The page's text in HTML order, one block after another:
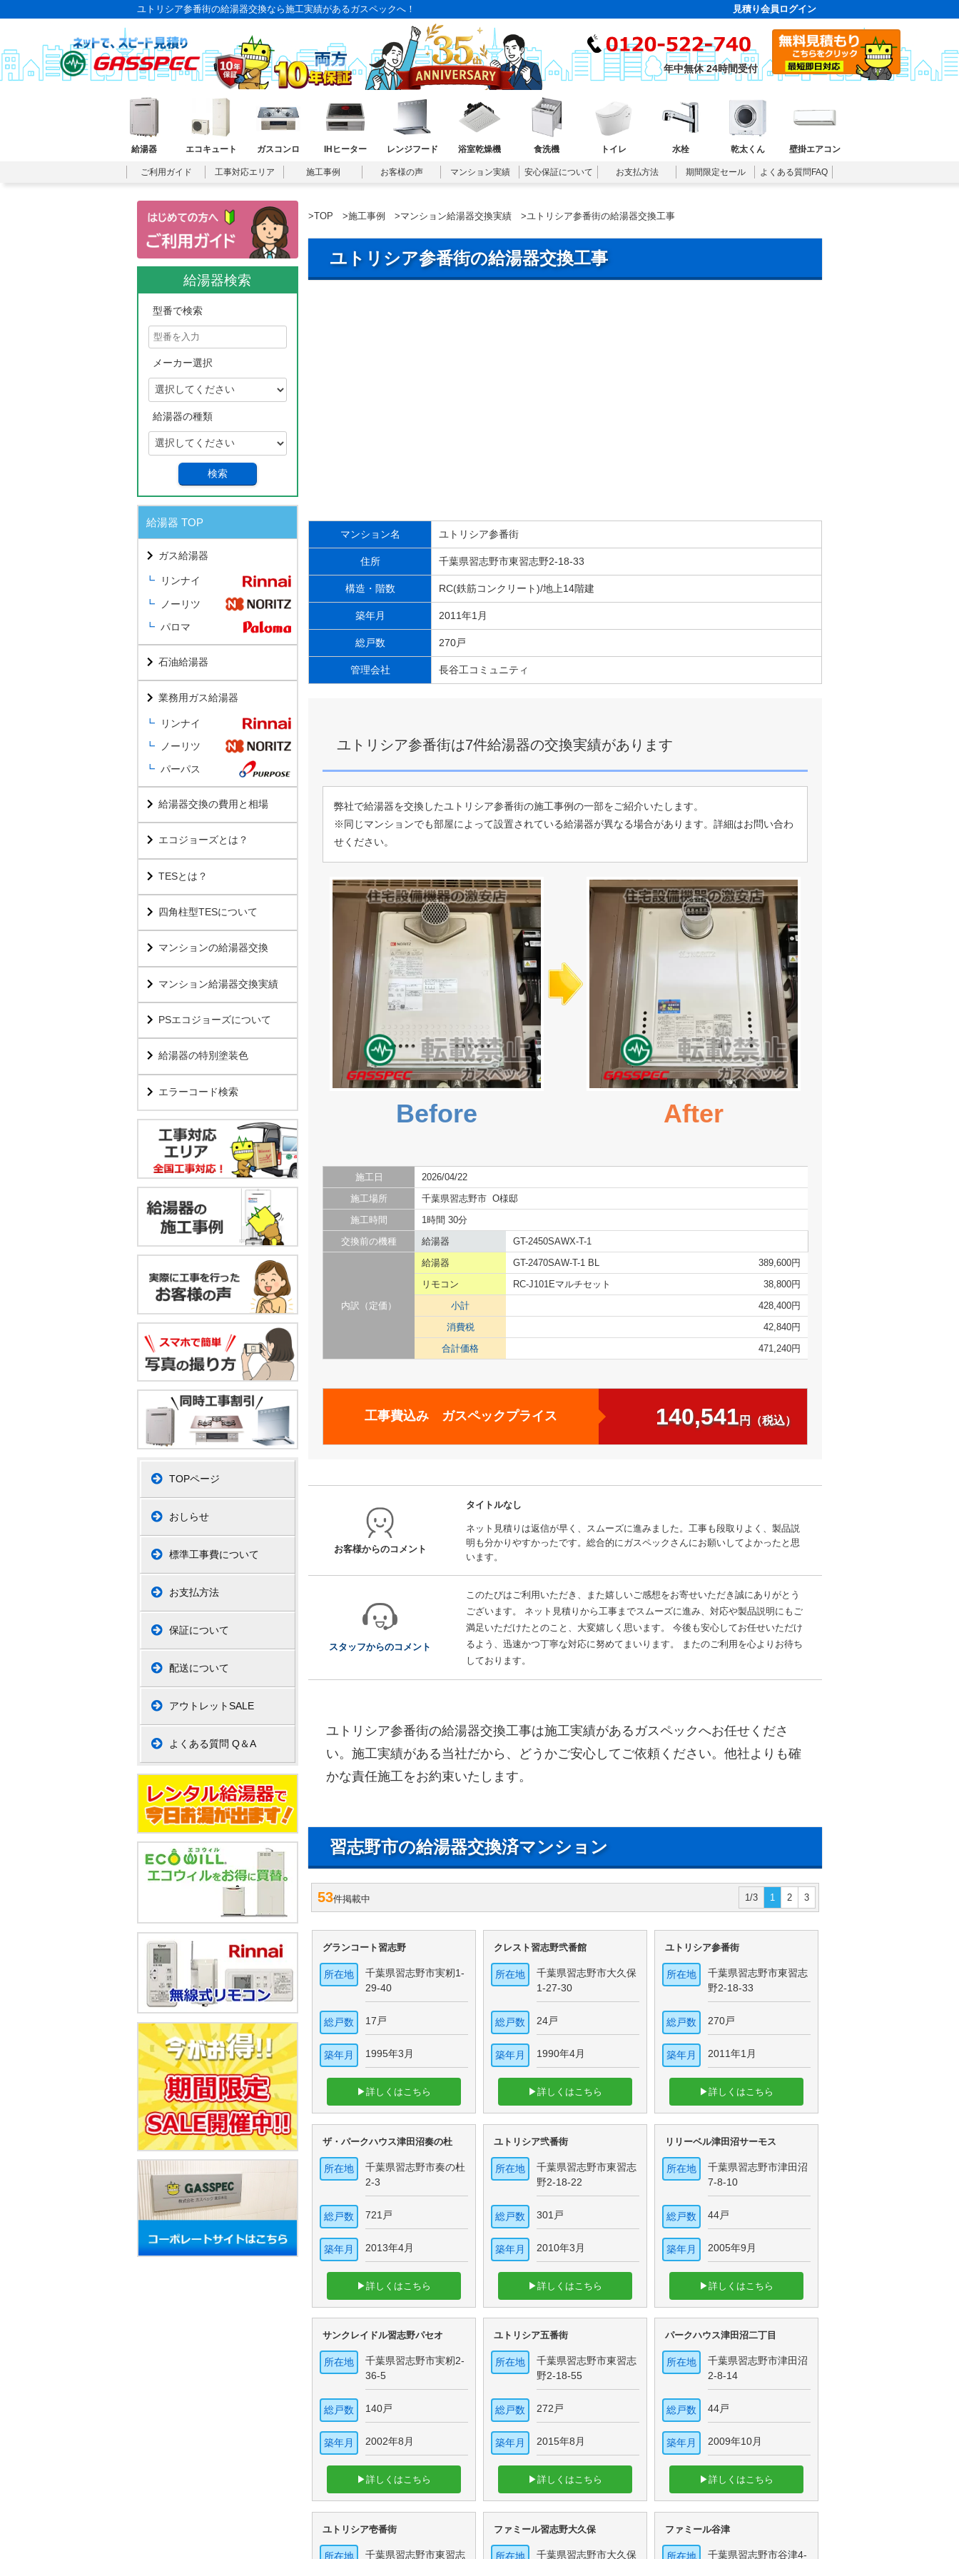
ユトリシア参番街の給湯器交換なら施工実績があるガスペックへ！ 見積り会員ログイン
年中無休 24時間受付
給湯器 エコキュート ガスコンロ IHヒーター レンジフード 浴室乾燥機 食洗機 トイレ 水栓 乾太くん 壁掛エアコン
ご利用ガイド 工事対応エリア 施工事例 お客様の声 マンション実績 安心保証について お支払方法 期間限定セール よくある質問FAQ
>TOP >施工事例 >マンション給湯器交換実績 >ユトリシア参番街の給湯器交換工事
ユトリシア参番街の給湯器交換工事
マンション名 ユトリシア参番街
住所 千葉県習志野市東習志野2-18-33
構造・階数 RC(鉄筋コンクリート)/地上14階建
築年月 2011年1月
総戸数 270戸
管理会社 長谷工コミュニティ
ユトリシア参番街は7件給湯器の交換実績があります
弊社で給湯器を交換したユトリシア参番街の施工事例の一部をご紹介いたします。
※同じマンションでも部屋によって設置されている給湯器が異なる場合があります。詳細はお問い合わ
せください。
Before After
施工日
2026/04/22
施工場所
千葉県習志野市 O様邸
施工時間
1時間 30分
交換前の機種
給湯器 GT-2450SAWX-T-1
内訳（定価）
給湯器 GT-2470SAW-T-1 BL
389,600円
リモコン
RC-J101Eマルチセット
38,800円
小計
428,400円
消費税
42,840円
合計価格
471,240円
工事費込み ガスペックプライス 140,541円（税込）
お客様からのコメント
タイトルなし
ネット見積りは返信が早く、スムーズに進みました。工事も段取りよく、製品説
明も分かりやすかったです。総合的にガスペックさんにお願いしてよかったと思
います。
スタッフからのコメント
このたびはご利用いただき、また嬉しいご感想をお寄せいただき誠にありがとう
ございます。 ネット見積りから工事までスムーズに進み、対応や製品説明にもご
満足いただけたとのこと、大変嬉しく思います。 今後も安心してお任せいただけ
るよう、迅速かつ丁寧な対応に努めてまいります。 またのご利用を心よりお待ち
しております。
ユトリシア参番街の給湯器交換工事は施工実績があるガスペックへお任せくださ
い。施工実績がある当社だから、どうかご安心してご依頼ください。他社よりも確
かな責任施工をお約束いたします。
習志野市の給湯器交換済マンション
53件掲載中 1/3 1 2 3
グランコート習志野
所在地
千葉県習志野市実籾1-
29-40
総戸数 17戸
築年月 1995年3月
▶詳しくはこちら
クレスト習志野弐番館
所在地
千葉県習志野市大久保
1-27-30
総戸数 24戸
築年月 1990年4月
▶詳しくはこちら
ユトリシア参番街
所在地
千葉県習志野市東習志
野2-18-33
総戸数 270戸
築年月 2011年1月
▶詳しくはこちら
ザ・パークハウス津田沼奏の杜
所在地
千葉県習志野市奏の杜
2-3
総戸数 721戸
築年月 2013年4月
▶詳しくはこちら
ユトリシア弐番街
所在地
千葉県習志野市東習志
野2-18-22
総戸数 301戸
築年月 2010年3月
▶詳しくはこちら
リリーベル津田沼サーモス
所在地
千葉県習志野市津田沼
7-8-10
総戸数 44戸
築年月 2005年9月
▶詳しくはこちら
サンクレイドル習志野パセオ
所在地
千葉県習志野市実籾2-
36-5
総戸数 140戸
築年月 2002年8月
▶詳しくはこちら
ユトリシア五番街
所在地
千葉県習志野市東習志
野2-18-55
総戸数 272戸
築年月 2015年8月
▶詳しくはこちら
パークハウス津田沼二丁目
所在地
千葉県習志野市津田沼
2-8-14
総戸数 44戸
築年月 2009年10月
▶詳しくはこちら
ユトリシア壱番街
所在地 千葉県習志野市東習志
ファミール習志野大久保
所在地 千葉県習志野市大久保
ファミール谷津
所在地 千葉県習志野市谷津4-
給湯器検索
型番で検索
メーカー選択
給湯器の種類
検索
給湯器 TOP
ガス給湯器
リンナイ
ノーリツ
パロマ
石油給湯器
業務用ガス給湯器
リンナイ
ノーリツ
パーパス
給湯器交換の費用と相場
エコジョーズとは？
TESとは？
四角柱型TESについて
マンションの給湯器交換
マンション給湯器交換実績
PSエコジョーズについて
給湯器の特別塗装色
エラーコード検索
TOPページ
おしらせ
標準工事費について
お支払方法
保証について
配送について
アウトレットSALE
よくある質問 Q＆A